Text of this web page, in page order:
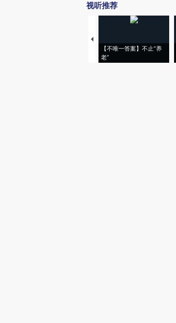
视听推荐
【不唯一答案】不止“养
老”